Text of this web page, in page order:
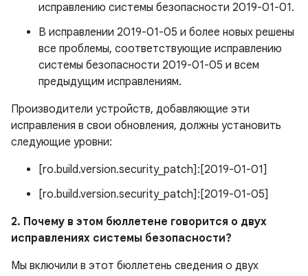
исправлению системы безопасности 2019-01-01.
В исправлении 2019-01-05 и более новых решены
все проблемы, соответствующие исправлению
системы безопасности 2019-01-05 и всем
предыдущим исправлениям.
Производители устройств, добавляющие эти
исправления в свои обновления, должны установить
следующие уровни:
[ro.build.version.security_patch]:[2019-01-01]
[ro.build.version.security_patch]:[2019-01-05]
2. Почему в этом бюллетене говорится о двух
исправлениях системы безопасности?
Мы включили в этот бюллетень сведения о двух